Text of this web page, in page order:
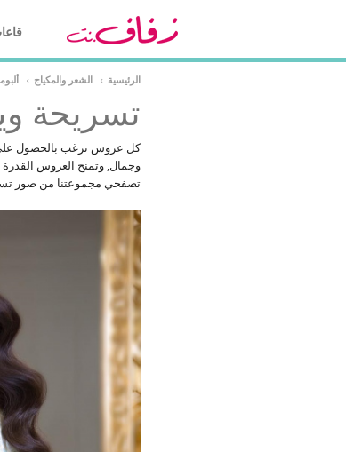
الرئيسية › الشعر والمكياج ›
تسريحة
وجمال, وتمنح العروس
تصفحي مجموعتنا من صور